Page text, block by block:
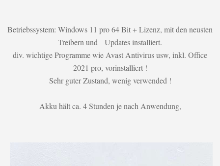
Betriebssystem: Windows 11 pro 64 Bit + Lizenz, mit den neusten
Treibern und Updates installiert.
div. wichtige Programme wie Avast Antivirus usw, inkl. Office
2021 pro, vorinstalliert !
Sehr guter Zustand, wenig verwended !
Akku hält ca. 4 Stunden je nach Anwendung,